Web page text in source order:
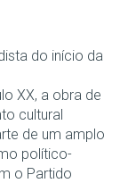
do início da
XX, a obra de
cultural
de um amplo
político-
o Partido